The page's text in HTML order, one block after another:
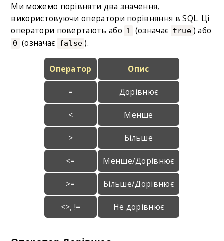
Ми можемо порівняти два значення,
використовуючи оператори порівняння в SQL. Ці
оператори повертають або 1 (означає true ) або
0 (означає false ).
Оператор Опис
= Дорівнює
< Менше
> Більше
<= Менше/Дорівнює
>= Більше/Дорівнює
<>, != Не дорівнює